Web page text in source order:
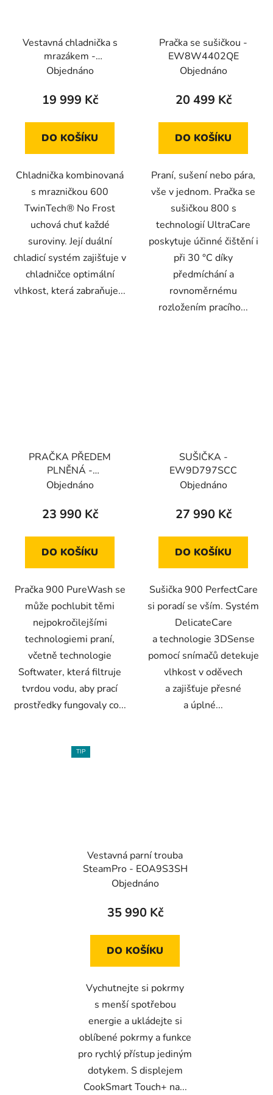
Vestavná chladnička s
mrazákem -
ENT6ME18S
Objednáno
19 999 Kč
DO KOŠÍKU
Chladnička kombinovaná
s mrazničkou 600
TwinTech® No Frost
uchová chuť každé
suroviny. Její duální
chladicí systém zajišťuje v
chladničce optimální
vlhkost, která zabraňuje...
Pračka se sušičkou -
EW8W4402QE
Objednáno
20 499 Kč
DO KOŠÍKU
Praní, sušení nebo pára,
vše v jednom. Pračka se
sušičkou 800 s
technologií UltraCare
poskytuje účinné čištění i
při 30 °C díky
předmíchání a
rovnoměrnému
rozložením pracího...
PRAČKA PŘEDEM
PLNĚNÁ -
EW9F7417SWCC
Objednáno
23 990 Kč
DO KOŠÍKU
Pračka 900 PureWash se
může pochlubit těmi
nejpokročilejšími
technologiemi praní,
včetně technologie
Softwater, která filtruje
tvrdou vodu, aby prací
prostředky fungovaly co...
SUŠIČKA -
EW9D797SCC
Objednáno
27 990 Kč
DO KOŠÍKU
Sušička 900 PerfectCare
si poradí se vším. Systém
DelicateCare
a technologie 3DSense
pomocí snímačů detekuje
vlhkost v oděvech
a zajišťuje přesné
a úplné...
TIP
Vestavná parní trouba
SteamPro - EOA9S3SH
Objednáno
35 990 Kč
DO KOŠÍKU
Vychutnejte si pokrmy
s menší spotřebou
energie a ukládejte si
oblíbené pokrmy a funkce
pro rychlý přístup jediným
dotykem. S displejem
CookSmart Touch+ na...